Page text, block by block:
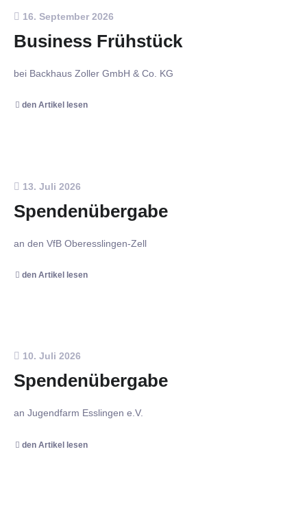
16. September 2026
Business Frühstück
bei Backhaus Zoller GmbH & Co. KG
den Artikel lesen
13. Juli 2026
Spendenübergabe
an den VfB Oberesslingen-Zell
den Artikel lesen
10. Juli 2026
Spendenübergabe
an Jugendfarm Esslingen e.V.
den Artikel lesen